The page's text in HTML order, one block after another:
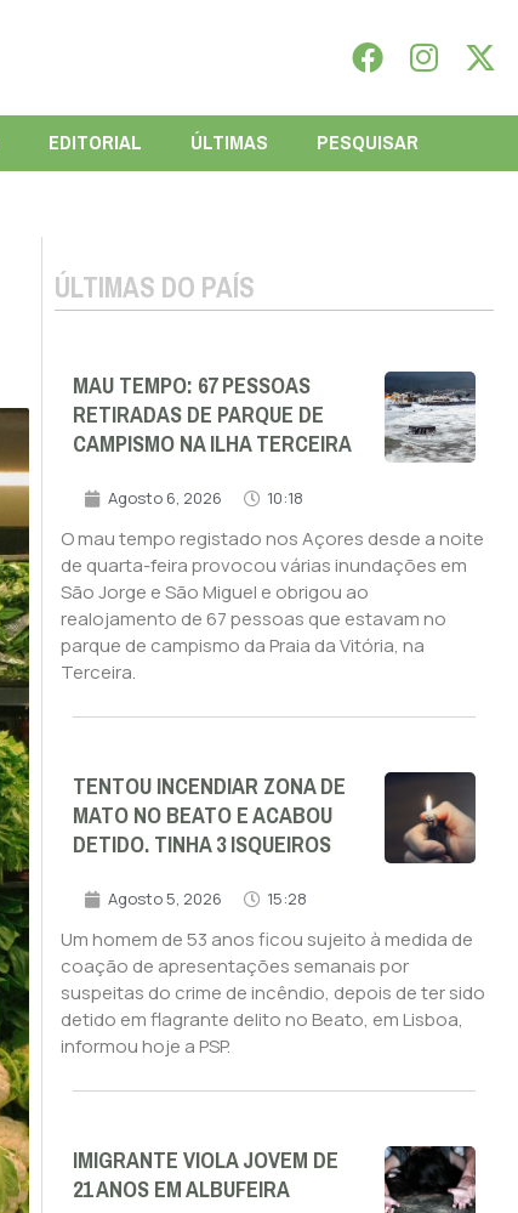
EDITORIAL ÚLTIMAS PESQUISAR
ÚLTIMAS DO PAÍS
MAU TEMPO: 67 PESSOAS
RETIRADAS DE PARQUE DE
CAMPISMO NA ILHA TERCEIRA
Agosto 6, 2026 10:18
O mau tempo registado nos Açores desde a noite
de quarta-feira provocou várias inundações em
São Jorge e São Miguel e obrigou ao
realojamento de 67 pessoas que estavam no
parque de campismo da Praia da Vitória, na
Terceira.
TENTOU INCENDIAR ZONA DE
MATO NO BEATO E ACABOU
DETIDO. TINHA 3 ISQUEIROS
Agosto 5, 2026 15:28
Um homem de 53 anos ficou sujeito à medida de
coação de apresentações semanais por
suspeitas do crime de incêndio, depois de ter sido
detido em flagrante delito no Beato, em Lisboa,
informou hoje a PSP.
IMIGRANTE VIOLA JOVEM DE
21 ANOS EM ALBUFEIRA